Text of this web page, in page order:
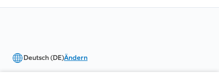
Deutsch (DE)Ändern